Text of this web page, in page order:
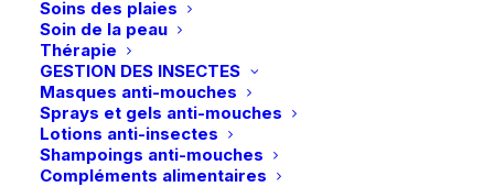
Soins des plaies
Soin de la peau
Thérapie
GESTION DES INSECTES
Masques anti-mouches
Sprays et gels anti-mouches
Lotions anti-insectes
Shampoings anti-mouches
Compléments alimentaires
Livraison gratuite dès 99€
en point relais